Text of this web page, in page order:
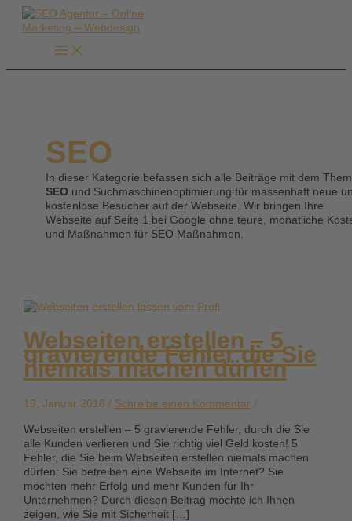
Zum
Inhalt
SEO
In dieser Kategorie befassen sich alle Beiträge mit dem
SEO und Suchmaschinenoptimierung für massenhaft neue
kostenlose Besucher auf der Webseite. Wir bringen Ihre
Webseite auf Seite 1 bei Google ohne teure, monatliche
und Maßnahmen für SEO Maßnahmen.
Webseiten erstellen – 5
gravierende Fehler die Sie
niemals machen dürfen
19. Januar 2018 / Schreibe einen Kommentar /
Webseiten erstellen – 5 gravierende Fehler, durch die Sie
alle Kunden verlieren und Sie richtig viel Geld kosten! 5
Fehler, die Sie beim Webseiten erstellen niemals machen
dürfen: Sie betreiben eine Webseite im Internet? Sie
möchten mehr Erfolg und mehr Kunden für Ihr
Unternehmen? Durch diesen Beitrag möchte ich Ihnen
zeigen, wie Sie mit Sicherheit […]